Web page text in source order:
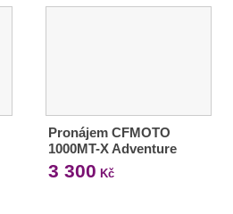
Pronájem CFMOTO
1000MT-X Adventure
3 300 Kč